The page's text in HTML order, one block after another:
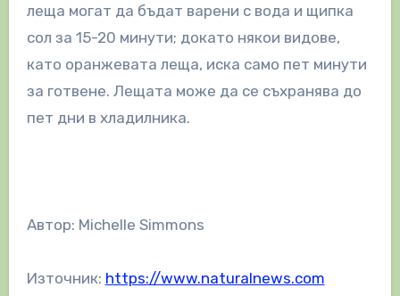
леща могат да бъдат варени с вода и щипка
сол за 15-20 минути; докато някои видове,
като оранжевата леща, иска само пет минути
за готвене. Лещата може да се съхранява до
пет дни в хладилника.
Автор: Michelle Simmons
Източник: https://www.naturalnews.com